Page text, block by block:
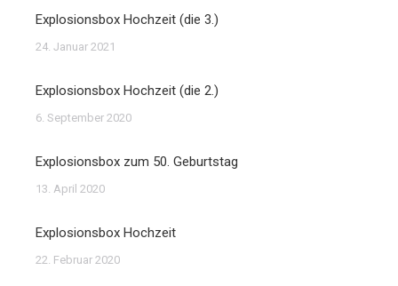
Explosionsbox Hochzeit (die 3.)
24. Januar 2021
Explosionsbox Hochzeit (die 2.)
6. September 2020
Explosionsbox zum 50. Geburtstag
13. April 2020
Explosionsbox Hochzeit
22. Februar 2020